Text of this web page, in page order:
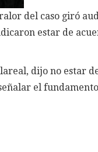
del caso giró
estar de
dijo no estar
el